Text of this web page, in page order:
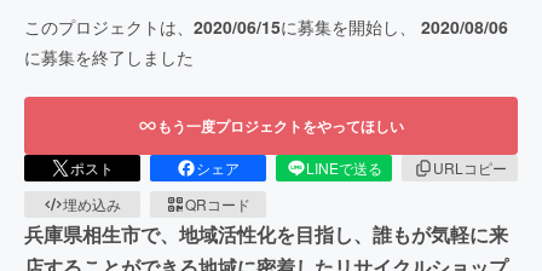
このプロジェクトは、 2020/06/15に募集を開始し、 2020/08/06
に募集を終了しました
もう一度プロジェクトをやってほしい
ポスト シェア LINEで送る
URLコピー
埋め込み
QRコード
兵庫県相生市で、地域活性化を目指し、誰もが気軽に来